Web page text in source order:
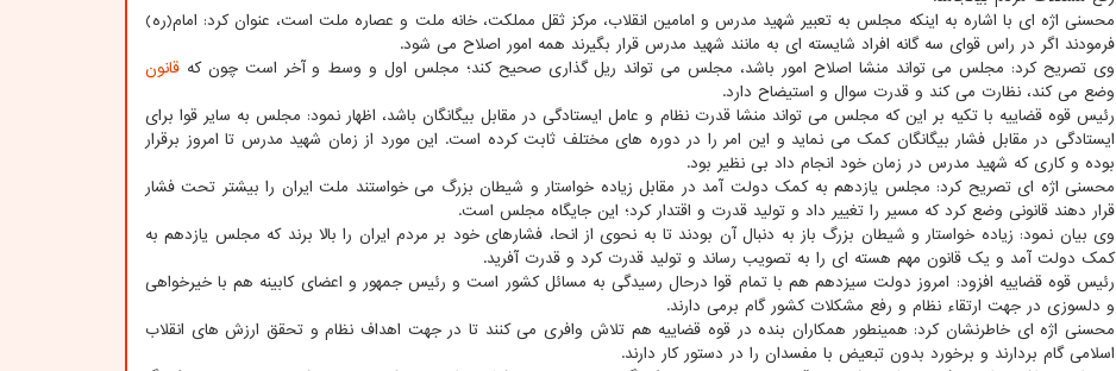
محسنی اژه ای با اشاره به اینکه مجلس به تعبیر شهید مدرس و امامین انقلاب، مرکز ثقل مملکت، خانه ملت و عصاره ملت است، عنوان کرد: امام(ره)
فرمودند اگر در راس قوای سه گانه افراد شایسته ای به مانند شهید مدرس قرار بگیرند همه امور اصلاح می شود.
وی تصریح کرد: مجلس می تواند منشا اصلاح امور باشد، مجلس می تواند ریل گذاری صحیح کند؛ مجلس اول و وسط و آخر است چون که قانون
وضع می کند، نظارت می کند و قدرت سوال و استیضاح دارد.
رئیس قوه قضاییه با تکیه بر این که مجلس می تواند منشا قدرت نظام و عامل ایستادگی در مقابل بیگانگان باشد، اظهار نمود: مجلس به سایر قوا برای
ایستادگی در مقابل فشار بیگانگان کمک می نماید و این امر را در دوره های مختلف ثابت کرده است. این مورد از زمان شهید مدرس تا امروز برقرار
بوده و کاری که شهید مدرس در زمان خود انجام داد بی نظیر بود.
محسنی اژه ای تصریح کرد: مجلس یازدهم به کمک دولت آمد در مقابل زیاده خواستار و شیطان بزرگ می خواستند ملت ایران را بیشتر تحت فشار
قرار دهند قانونی وضع کرد که مسیر را تغییر داد و تولید قدرت و اقتدار کرد؛ این جایگاه مجلس است.
وی بیان نمود: زیاده خواستار و شیطان بزرگ باز به دنبال آن بودند تا به نحوی از انحا، فشارهای خود بر مردم ایران را بالا برند که مجلس یازدهم به
کمک دولت آمد و یک قانون مهم هسته ای را به تصویب رساند و تولید قدرت کرد و قدرت آفرید.
رئیس قوه قضاییه افزود: امروز دولت سیزدهم هم با تمام قوا درحال رسیدگی به مسائل کشور است و رئیس جمهور و اعضای کابینه هم با خیرخواهی
و دلسوزی در جهت ارتقاء نظام و رفع مشکلات کشور گام برمی دارند.
محسنی اژه ای خاطرنشان کرد: همینطور همکاران بنده در قوه قضاییه هم تلاش وافری می کنند تا در جهت اهداف نظام و تحقق ارزش های انقلاب
اسلامی گام بردارند و برخورد بدون تبعیض با مفسدان را در دستور کار دارند.